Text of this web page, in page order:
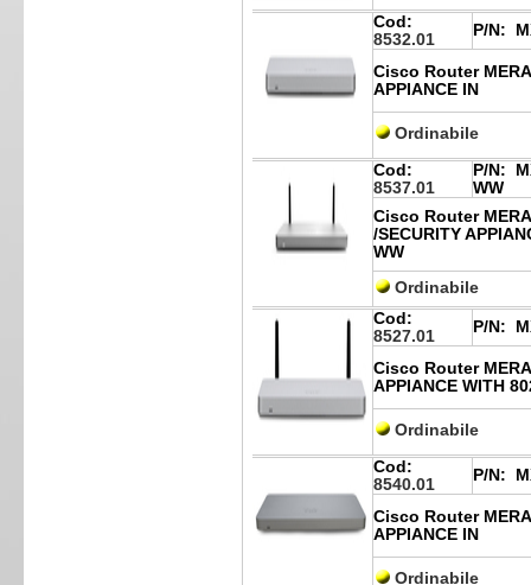
Cod:
8532.01
P/N:
Cisco Router
APPIANCE IN
Ordinabile
Cod:
8537.01
P/N:
WW
Cisco Router
/SECURITY
WW
Ordinabile
Cod:
8527.01
P/N:
Cisco Router
APPIANCE WITH
Ordinabile
Cod:
8540.01
P/N:
Cisco Router
APPIANCE IN
Ordinabile